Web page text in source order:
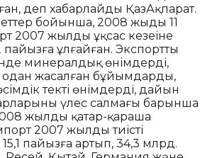
деп хабарлайды ҚазАқпарат.
бойынша, 2008 жыдың 11
2007 жылдың ұқсас кезеңіне
ұлғайған. Экспорттың
минералдық өнімдердің,
жасалған бұйымдардың,
текті өнімдердің, дайын
үлес салмағы барынша
жылдың қаңтар-қараша
2007 жылдың тиісті
15,1 пайызға артып, 34,3 млрд.